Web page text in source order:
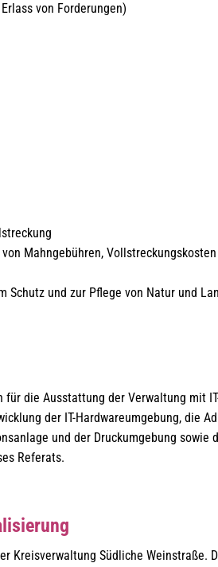
von Forderungen)
Mahngebühren,
Schutz und zur Pflege von Natur und
die Ausstattung der Verwaltung mit
der IT-Hardwareumgebung, die
und der Druckumgebung sowie
Referats.
Kreisverwaltung Südliche Weinstraße.